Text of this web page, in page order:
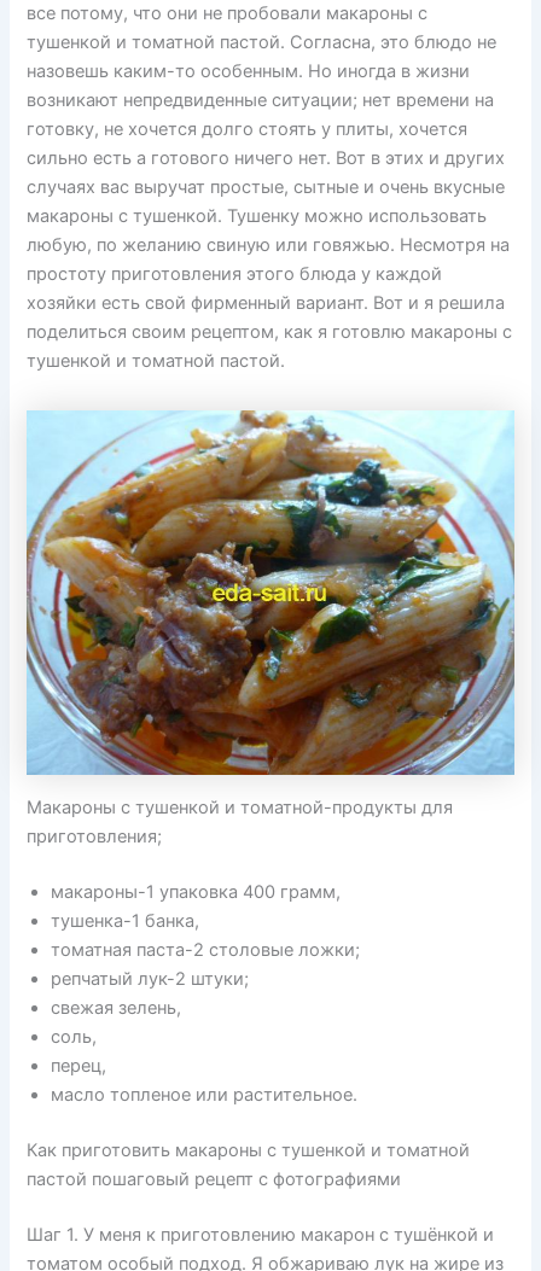
все потому, что они не пробовали макароны с
тушенкой и томатной пастой. Согласна, это блюдо не
назовешь каким-то особенным. Но иногда в жизни
возникают непредвиденные ситуации; нет времени на
готовку, не хочется долго стоять у плиты, хочется
сильно есть а готового ничего нет. Вот в этих и других
случаях вас выручат простые, сытные и очень вкусные
макароны с тушенкой. Тушенку можно использовать
любую, по желанию свиную или говяжью. Несмотря на
простоту приготовления этого блюда у каждой
хозяйки есть свой фирменный вариант. Вот и я решила
поделиться своим рецептом, как я готовлю макароны с
тушенкой и томатной пастой.
Макароны с тушенкой и томатной-продукты для
приготовления;
макароны-1 упаковка 400 грамм,
тушенка-1 банка,
томатная паста-2 столовые ложки;
репчатый лук-2 штуки;
свежая зелень,
соль,
перец,
масло топленое или растительное.
Как приготовить макароны с тушенкой и томатной
пастой пошаговый рецепт с фотографиями
Шаг 1. У меня к приготовлению макарон с тушёнкой и
томатом особый подход. Я обжариваю лук на жире из